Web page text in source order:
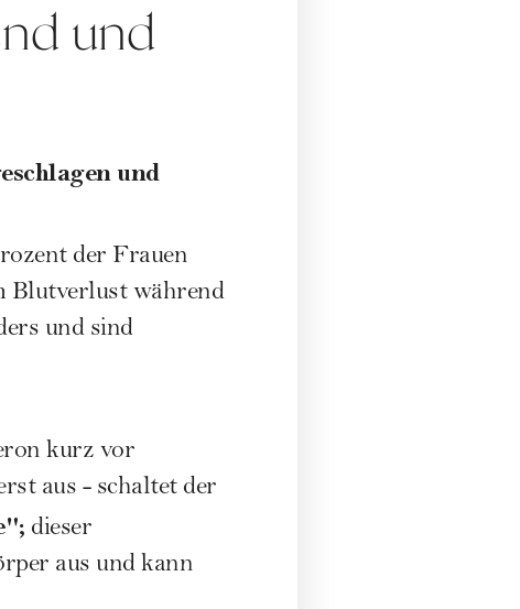
und
und
der Frauen
Blutverlust während
und sind
kurz vor
aus - schaltet der
dieser
aus und kann